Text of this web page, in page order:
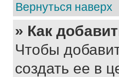
Вернуться наверх
» Как
Чтобы
создать ее в